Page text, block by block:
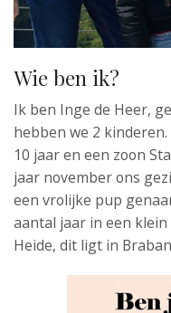
Wie ben ik?
Ik ben Inge de Heer,
hebben we 2
10 jaar en een zoon
jaar november ons
een vrolijke pup
aantal jaar in een
Heide, dit ligt in